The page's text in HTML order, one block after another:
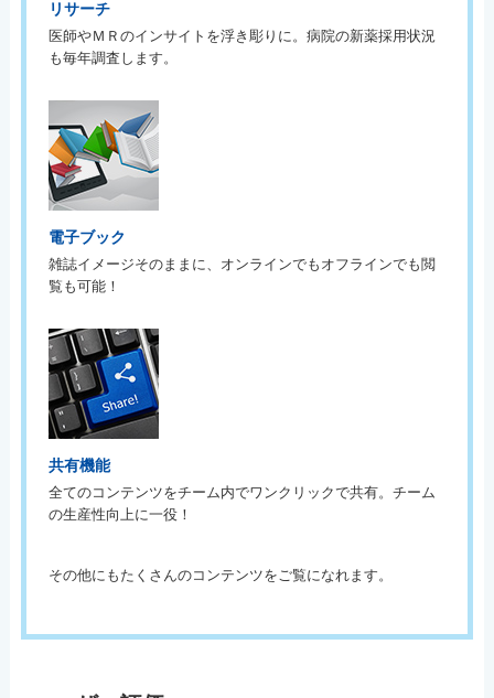
リサーチ
医師やＭＲのインサイトを浮き彫りに。病院の新薬採用状況
も毎年調査します。
電子ブック
雑誌イメージそのままに、オンラインでもオフラインでも閲
覧も可能！
共有機能
全てのコンテンツをチーム内でワンクリックで共有。チーム
の生産性向上に一役！
その他にもたくさんのコンテンツをご覧になれます。